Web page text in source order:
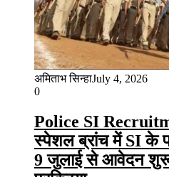
अमिताभ सिन्हाJuly 4, 2026
0
Police SI
स्पेशल ब्रांच में SI के
9 जुलाई से आवेदन